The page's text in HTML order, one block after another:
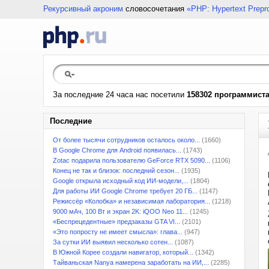
Рекурсивный акроним словосочетания «PHP: Hypertext
За последние 24 часа нас посетили 158302 программиста
Последние
От более тысячи сотрудников осталось около...
(1660)
В Google Chrome для Android появилась...
(1743)
Zotac подарила пользователю GeForce RTX 5090...
(1106)
Конец не так и близок: последний сезон...
(1935)
Google открыла исходный код ИИ-модели,...
(1804)
Для работы ИИ Google Chrome требует 20 ГБ...
(1147)
Режиссёр «Колобка» и независимая лаборатория...
(1218)
9000 мАч, 100 Вт и экран 2K: iQOO Neo 11...
(1245)
«Беспрецедентные» предзаказы GTA VI...
(2101)
«Это попросту не имеет смысла»: глава...
(947)
За сутки ИИ выявил несколько сотен...
(1087)
В Южной Корее создали навигатор, который...
(1342)
Тайваньская Nanya намерена заработать на ИИ,...
(2285)